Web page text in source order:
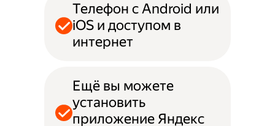
Телефон с Android или
iOS и доступом в
интернет
Ещё вы можете
установить
приложение Яндекс